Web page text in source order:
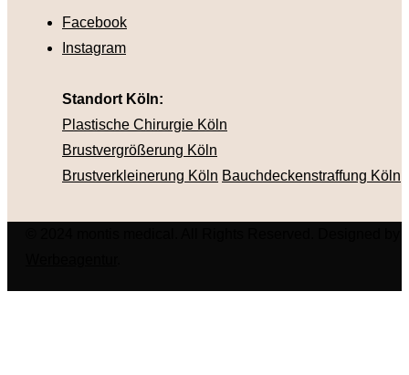
Facebook
Instagram
Standort Köln:
Plastische Chirurgie Köln
Brustvergrößerung Köln
Brustverkleinerung Köln Bauchdeckenstraffung Köln